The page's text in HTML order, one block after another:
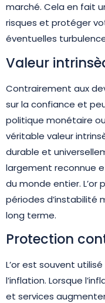
marché. Cela en fait
risques et protéger
éventuelles
Valeur
Contrairement aux
sur la confiance et
politique monétaire ou
véritable valeur
durable et
largement reconnue
du monde entier. L’or
périodes d’instabilité
long terme.
Protection
L’or est souvent
l’inflation. Lorsque
et services